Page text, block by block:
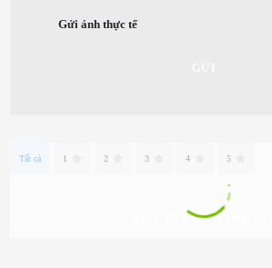
Gửi ảnh thực tế
Tất cả 1 2 3 4 5
XEM TẤT CẢ ĐÁNH GIÁ